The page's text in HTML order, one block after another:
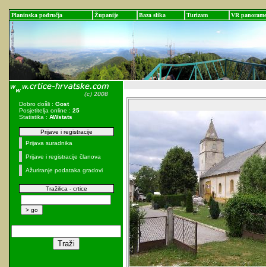
Planinska područja Županije Baza slika Turizam VR panorame
Dobro došli : Gost
Posjetitelja online : 25
Statistika : AWstats
Prijave i registracije
Prijava suradnika
Prijave i registracije članova
Ažuriranje podataka gradovi
Tražilica - crtice